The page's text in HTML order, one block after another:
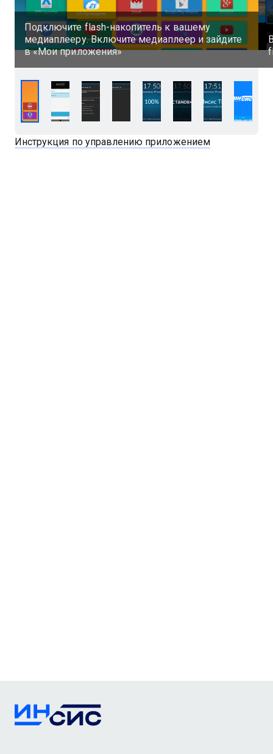
Подключите flash-накопитель к вашему
медиаплееру. Включите медиаплеер и зайдите
в «Мои приложения»
Инструкция по управлению приложением